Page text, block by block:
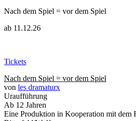
Nach dem Spiel = vor dem Spiel
ab 11.12.26
Tickets
Nach dem Spiel = vor dem Spiel
von les dramaturx
Uraufführung
Ab 12 Jahren
Eine Produktion in Kooperation mit dem